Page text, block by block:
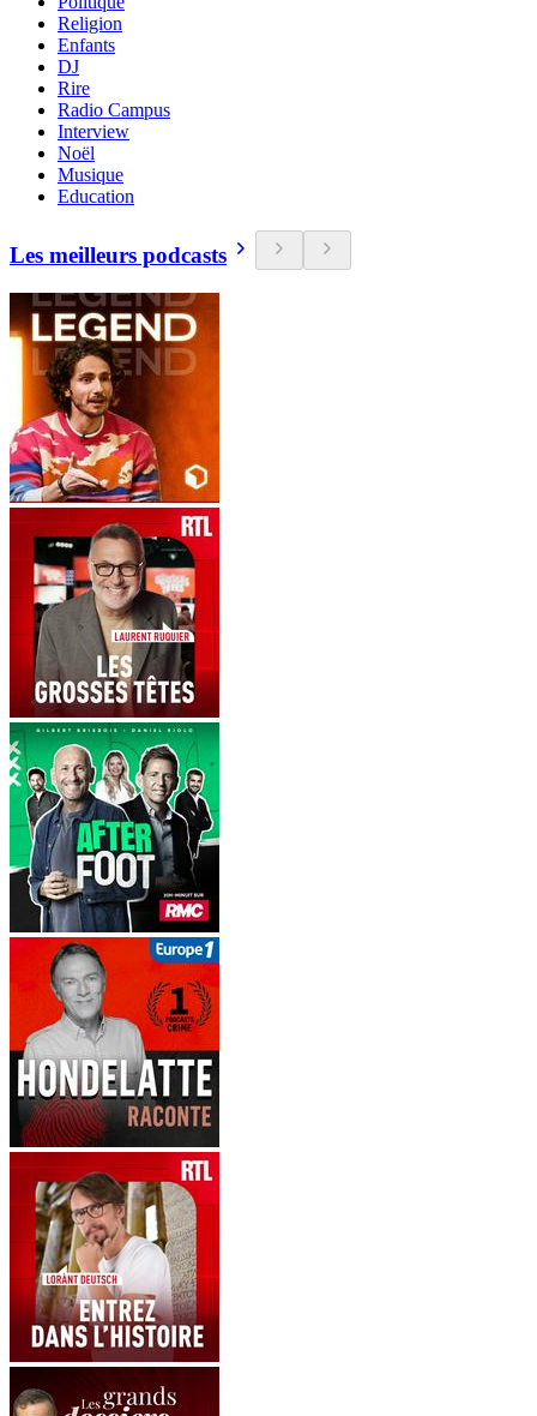
Religion
Enfants
DJ
Rire
Radio Campus
Interview
Noël
Musique
Education
Les meilleurs podcasts